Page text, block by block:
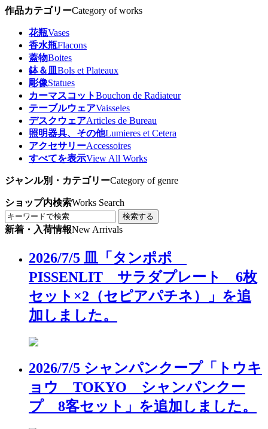
作品カテゴリーCategory of works
花瓶Vases
香水瓶Flacons
蓋物Boites
鉢＆皿 Bols et Plateaux
彫像Statues
カーマスコットBouchon de Radiateur
テーブルウェアVaisseles
デスクウェアArticles de Bureau
照明器具、その他Lumieres et Cetera
アクセサリーAccessoires
すべてを表示View All Works
ジャンル別・カテゴリーCategory of genre
ショップ内検索Works Search
検索する
新着・入荷情報New Arrivals
2026/7/5 皿「タンポポ
PISSENLIT サラダプレート 6枚
セット×2（セピアパチネ）」を追
加しました。
2026/7/5 シャンパンクープ「トウキ
ョウ TOKYO シャンパンクー
プ 8客セット」を追加しました。